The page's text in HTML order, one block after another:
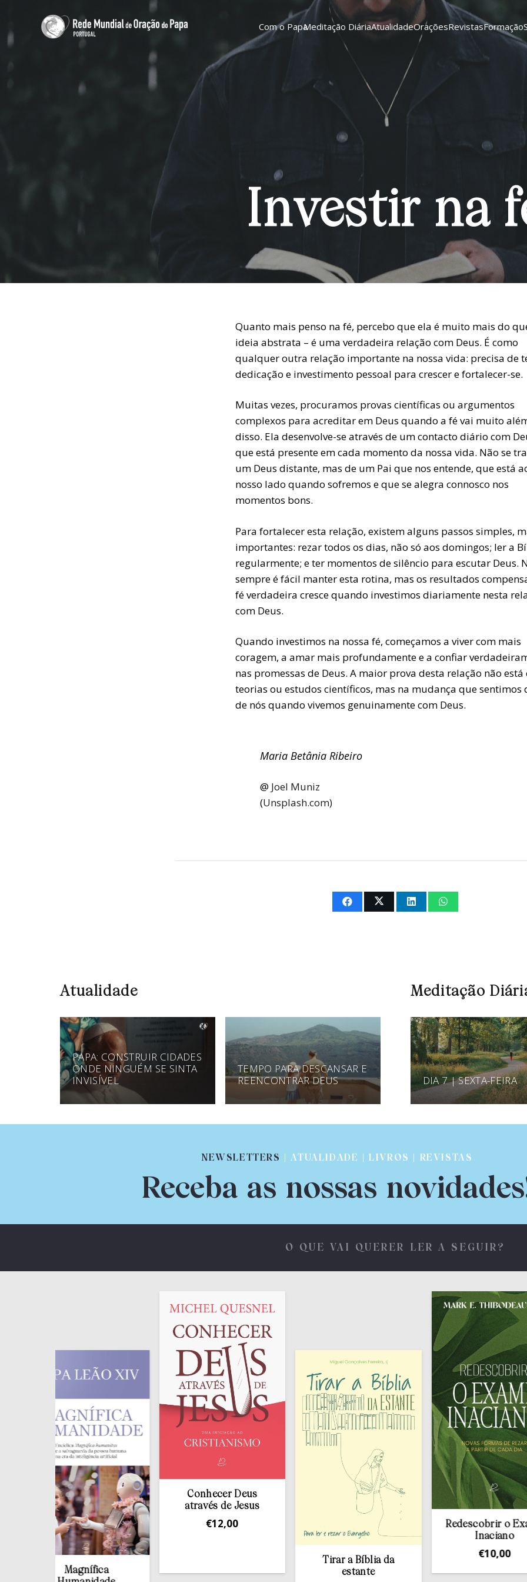
Com o PapaMeditação DiáriaAtualidadeOraçõesRevistasFormação
Investir na
Quanto mais penso na fé, percebo que ela é muito mais do
ideia abstrata – é uma verdadeira relação com Deus. É como
qualquer outra relação importante na nossa vida: precisa de
dedicação e investimento pessoal para crescer e fortalecer-se.
Muitas vezes, procuramos provas científicas ou argumentos
complexos para acreditar em Deus quando a fé vai muito
disso. Ela desenvolve-se através de um contacto diário com
que está presente em cada momento da nossa vida. Não se
um Deus distante, mas de um Pai que nos entende, que está
nosso lado quando sofremos e que se alegra connosco nos
momentos bons.
Para fortalecer esta relação, existem alguns passos simples,
importantes: rezar todos os dias, não só aos domingos; ler a
regularmente; e ter momentos de silêncio para escutar Deus.
sempre é fácil manter esta rotina, mas os resultados
fé verdadeira cresce quando investimos diariamente nesta
com Deus.
Quando investimos na nossa fé, começamos a viver com mais
coragem, a amar mais profundamente e a confiar
nas promessas de Deus. A maior prova desta relação não está
teorias ou estudos científicos, mas na mudança que sentimos
de nós quando vivemos genuinamente com Deus.
Maria Betânia Ribeiro
@ Joel Muniz
(Unsplash.com)
Atualidade
PAPA: CONSTRUIR CIDADES
ONDE NINGUÉM SE SINTA
INVISÍVEL
TEMPO PARA DESCANSAR E
REENCONTRAR DEUS
Meditação
DIA 7 | SEXTA-FEIRA
NEWSLETTERS | ATUALIDADE | LIVROS | REVISTAS
Receba as nossas
O QUE VAI QUERER LER A SEGUIR?
Magnífica
Conhecer Deus
através de Jesus
Tirar a Bíblia da
Redescobrir o Exame